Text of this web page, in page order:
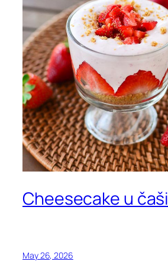
Cheesecake u čaši
May 26, 2026